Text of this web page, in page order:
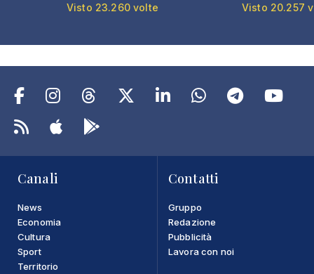
Visto 23.260 volte Visto 20.257
Canali
News
Economia
Cultura
Sport
Territorio
Contatti
Gruppo
Redazione
Pubblicità
Lavora con noi